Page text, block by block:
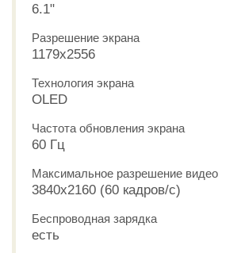
6.1"
Разрешение экрана
1179x2556
Технология экрана
OLED
Частота обновления экрана
60 Гц
Максимальное разрешение видео
3840x2160 (60 кадров/с)
Беспроводная зарядка
есть